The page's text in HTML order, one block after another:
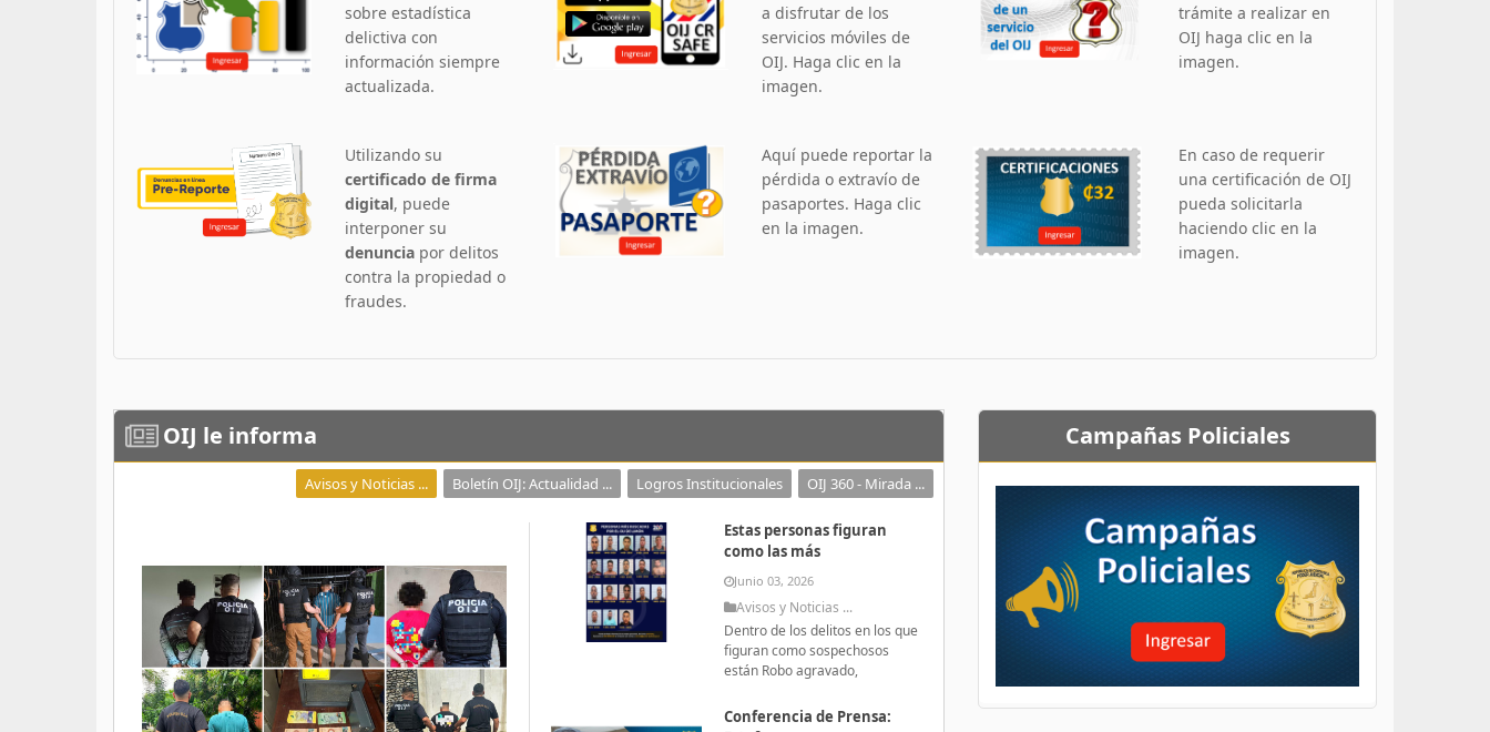
sobre estadística
delictiva con
información siempre
actualizada.
a disfrutar de los
servicios móviles de
OIJ. Haga clic en la
imagen.
trámite a realizar en
OIJ haga clic en la
imagen.
Utilizando su
certificado de firma
digital, puede
interponer su
denuncia por delitos
contra la propiedad o
fraudes.
Aquí puede reportar la
pérdida o extravío de
pasaportes. Haga clic
en la imagen.
En caso de requerir
una certificación de OIJ
pueda solicitarla
haciendo clic en la
imagen.
OIJ le informa
Avisos y Noticias ... Boletín OIJ: Actualidad ... Logros Institucionales OIJ 360 - Mirada ...
Estas personas figuran
como las más
Junio 03, 2026
Avisos y Noticias ...
Dentro de los delitos en los que
figuran como sospechosos
están Robo agravado,
Conferencia de Prensa:
Campañas Policiales